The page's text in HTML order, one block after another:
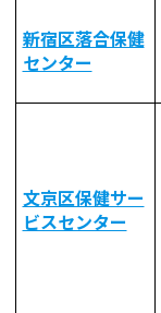
新宿区落合保健
センター
文京区保健サー
ビスセンター